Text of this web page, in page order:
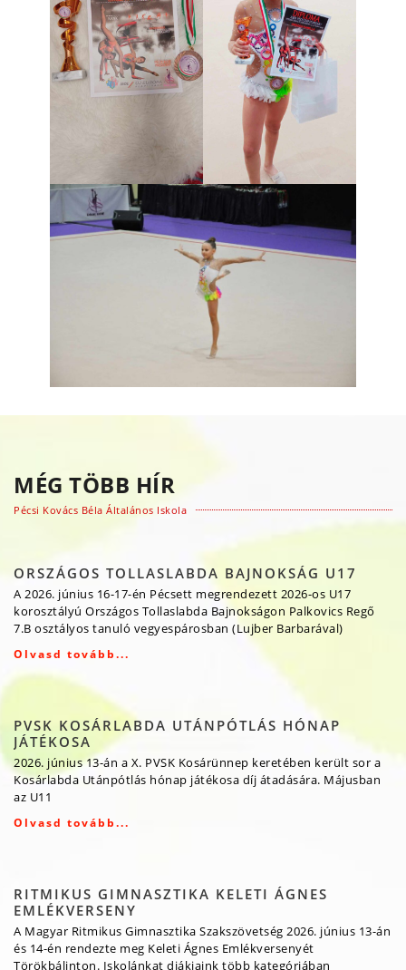
MÉG TÖBB HÍR
Pécsi Kovács Béla Általános Iskola
ORSZÁGOS TOLLASLABDA BAJNOKSÁG U17
A 2026. június 16-17-én Pécsett megrendezett 2026-os U17
korosztályú Országos Tollaslabda Bajnokságon Palkovics Regő
7.B osztályos tanuló vegyespárosban (Lujber Barbarával)
Olvasd tovább...
PVSK KOSÁRLABDA UTÁNPÓTLÁS HÓNAP
JÁTÉKOSA
2026. június 13-án a X. PVSK Kosárünnep keretében került sor a
Kosárlabda Utánpótlás hónap játékosa díj átadására. Májusban
az U11
Olvasd tovább...
RITMIKUS GIMNASZTIKA KELETI ÁGNES
EMLÉKVERSENY
A Magyar Ritmikus Gimnasztika Szakszövetség 2026. június 13-án
és 14-én rendezte meg Keleti Ágnes Emlékversenyét
Törökbálinton. Iskolánkat diákjaink több kategóriában